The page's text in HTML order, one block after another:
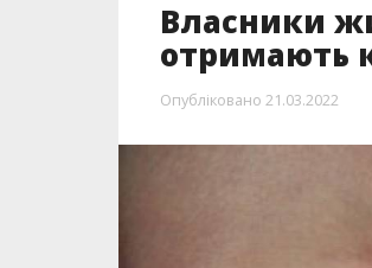
Власники
отримають
Опубліковано 21.03.2022